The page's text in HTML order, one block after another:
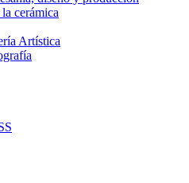
cerámica
Artística